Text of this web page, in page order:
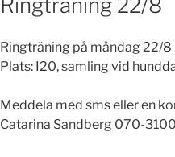
Ringträning 22/8
Ringträning på måndag 22/8
Plats: I20, samling vid
Meddela med sms eller en
Catarina Sandberg 070-